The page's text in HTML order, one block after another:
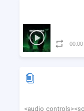
00:00